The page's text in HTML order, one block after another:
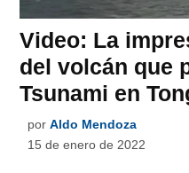
Video: La
del volcán que
Tsunami en
por Aldo Mendoza
15 de enero de 2022